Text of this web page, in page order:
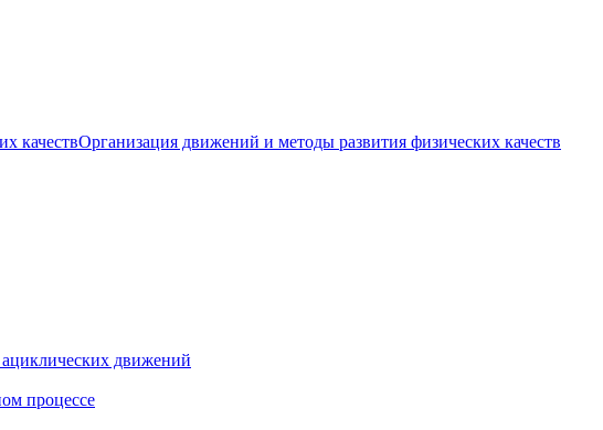
Организация движений и методы развития физических качеств
движений
процессе